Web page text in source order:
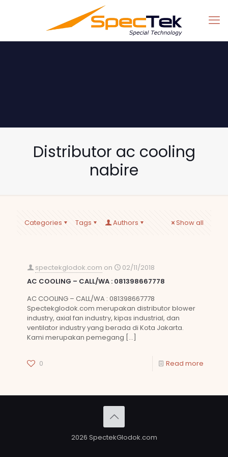
Distributor ac cooling
nabire
Categories Tags Authors Show all
spectekglodok.com on
02/11/2018
AC COOLING – CALL/WA : 081398667778
AC COOLING – CALL/WA : 081398667778
Spectekglodok.com merupakan distributor blower
industry, axial fan industry, kipas industrial, dan
ventilator industry yang berada di Kota Jakarta.
Kami merupakan pemegang […]
0 Read more
2026 SpectekGlodok.com